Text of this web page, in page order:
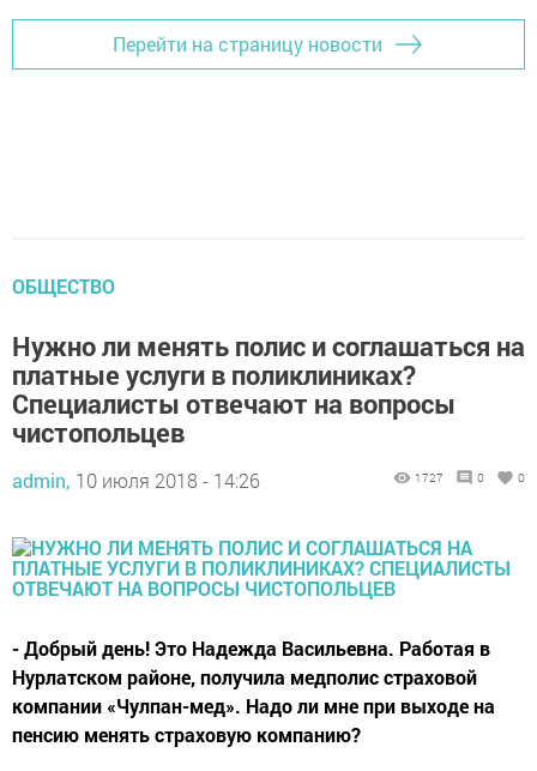
Перейти на страницу новости
ОБЩЕСТВО
Нужно ли менять полис и соглашаться на
платные услуги в поликлиниках?
Специалисты отвечают на вопросы
чистопольцев
admin, 10 июля 2018 - 14:26 1727 0 0
- Добрый день! Это Надежда Васильевна. Работая в
Нурлатском районе, получила медполис страховой
компании «Чулпан-мед». Надо ли мне при выходе на
пенсию менять страховую компанию?